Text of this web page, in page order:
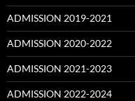
ADMISSION 2019-2021
ADMISSION 2020-2022
ADMISSION 2021-2023
ADMISSION 2022-2024